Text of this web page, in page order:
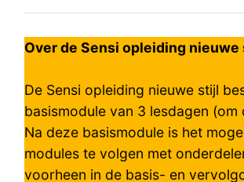
Over de Sensi opleiding nieuwe
De Sensi opleiding nieuwe stijl
basismodule van 3 lesdagen (om
Na deze basismodule is het
modules te volgen met
voorheen in de basis- en